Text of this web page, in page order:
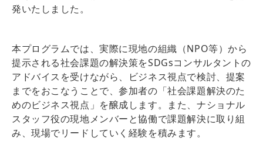
発いたしました。
本プログラムでは、実際に現地の組織（NPO等）から
提示される社会課題の解決策をSDGsコンサルタントの
アドバイスを受けながら、ビジネス視点で検討、提案
までをおこなうことで、参加者の「社会課題解決のた
めのビジネス視点」を醸成します。また、ナショナル
スタッフ役の現地メンバーと協働で課題解決に取り組
み、現場でリードしていく経験を積みます。